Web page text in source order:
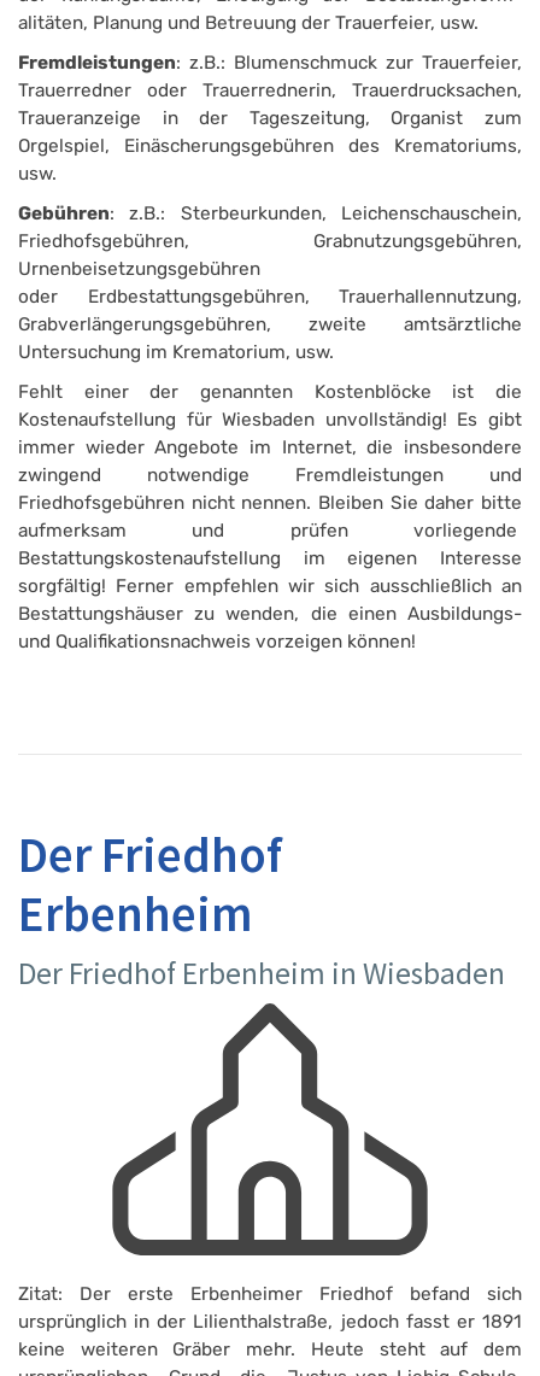
alitäten, Planung und Betreuung der Trauerfeier, usw.
Fremdleistungen: z.B.: Blumenschmuck zur Trauerfeier,
Trauerredner oder Trauerrednerin, Trauerdrucksachen,
Trau­eranzeige in der Tageszeitung, Organist zum
Orgelspiel, Einäscherungsgebühren des Krematoriums,
usw.
Gebühren: z.B.: Sterbeurkunden, Leichenschauschein,
Friedhofsgebühren, Grabnutzungsgebühren,
Urnenbeisetzungsgebühren
oder Erdbestattungsgebühren, Trauer­hallennutzung,
Grabverlängerungsgebühren, zweite amtsärztliche
Untersuchung im Krematorium, usw.
Fehlt einer der genannten Kostenblöcke ist die
Kostenaufstellung für Wiesbaden unvollständig! Es gibt
immer wieder Angebote im Internet, die insbesondere
zwingend notwendige Fremdleistungen und
Friedhofsgebühren nicht nennen. Bleiben Sie daher bitte
aufmerksam und prüfen vorliegende
Bestattungskostenaufstellung im eigenen Interesse
sorgfältig! Ferner empfehlen wir sich ausschließlich an
Bestattungshäuser zu wenden, die einen Ausbildungs-
und Qualifikationsnachweis vorzeigen können!
Der Friedhof
Erbenheim
Der Friedhof Erbenheim in Wiesbaden
Zitat: Der erste Erbenheimer Friedhof befand sich
ursprünglich in der Lilienthalstraße, jedoch fasst er 1891
keine weiteren Gräber mehr. Heute steht auf dem